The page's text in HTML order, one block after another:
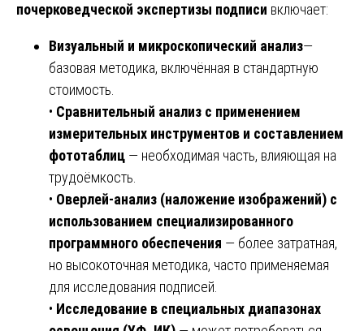
почерковедческой экспертизы подписи включает:
Визуальный и микроскопический анализ—
базовая методика, включённая в стандартную
стоимость.
• Сравнительный анализ с применением
измерительных инструментов и составлением
фототаблиц — необходимая часть, влияющая на
трудоёмкость.
• Оверлей-анализ (наложение изображений) с
использованием специализированного
программного обеспечения — более затратная,
но высокоточная методика, часто применяемая
для исследования подписей.
• Исследование в специальных диапазонах